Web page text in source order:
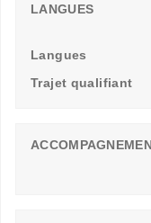
LANGUES
Langues
Trajet qualifiant